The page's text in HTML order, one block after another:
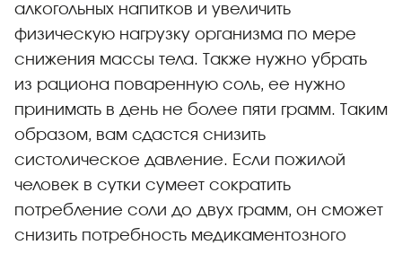
алкогольных напитков и увеличить
физическую нагрузку организма по мере
снижения массы тела. Также нужно убрать
из рациона поваренную соль, ее нужно
принимать в день не более пяти грамм. Таким
образом, вам сдастся снизить
систолическое давление. Если пожилой
человек в сутки сумеет сократить
потребление соли до двух грамм, он сможет
снизить потребность медикаментозного